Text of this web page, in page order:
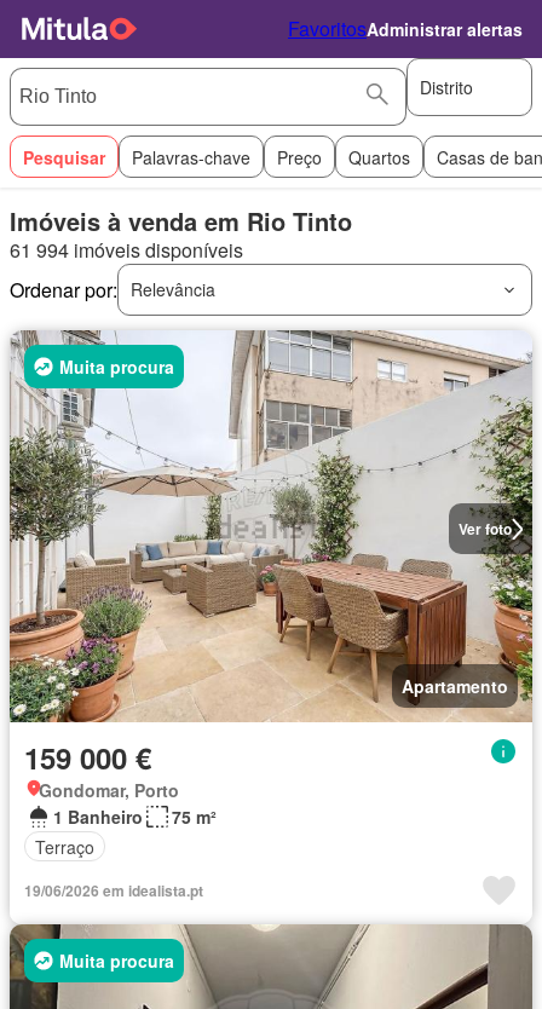
FavoritosAdministrar alertas
Distrito
Pesquisar Palavras-chave Preço Quartos Casas de
Imóveis à venda em Rio Tinto
61 994 imóveis disponíveis
Ordenar por:
Relevância
Ver foto
Muita procura
Apartamento
159 000 €
Gondomar, Porto
1 Banheiro
75 m²
Terraço
19/06/2026 em idealista.pt
Muita procura